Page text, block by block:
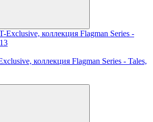
коллекция Flagman Series - Tales,